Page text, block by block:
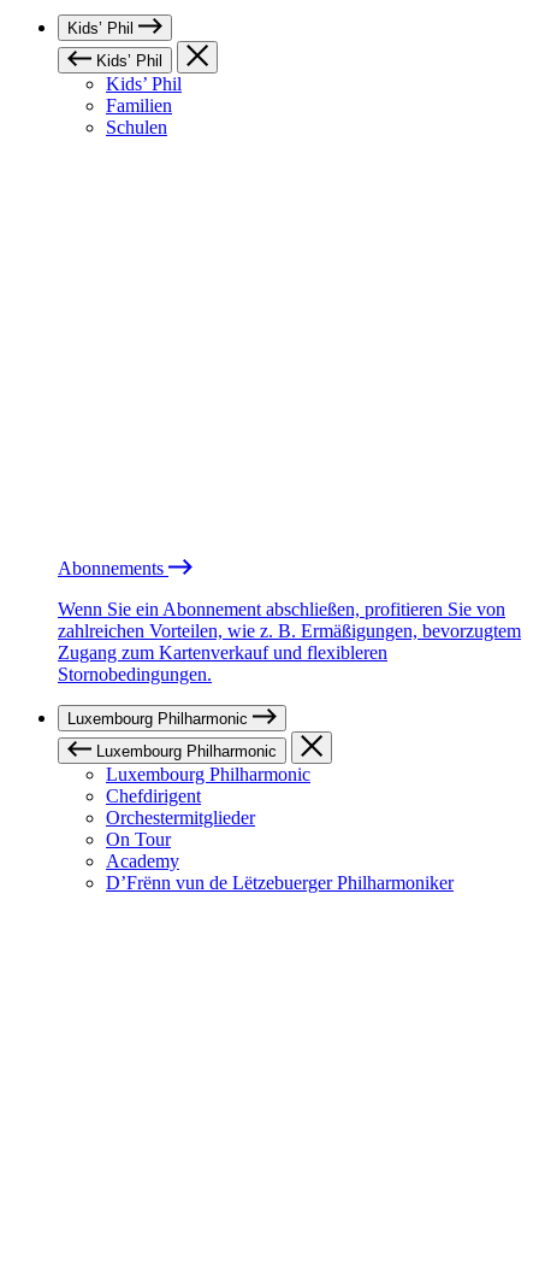
Kids’ Phil
Kids’ Phil
Kids’ Phil
Familien
Schulen
Abonnements
Wenn Sie ein Abonnement abschließen, profitieren Sie von
zahlreichen Vorteilen, wie z. B. Ermäßigungen, bevorzugtem
Zugang zum Kartenverkauf und flexibleren
Stornobedingungen.
Luxembourg Philharmonic
Luxembourg Philharmonic
Luxembourg Philharmonic
Chefdirigent
Orchestermitglieder
On Tour
Academy
D’Frënn vun de Lëtzebuerger Philharmoniker